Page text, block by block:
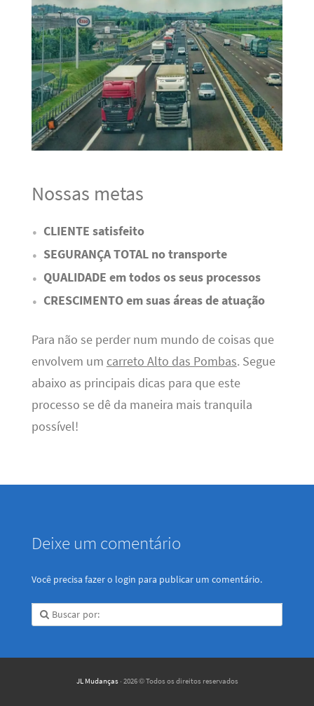
Nossas metas
CLIENTE satisfeito
SEGURANÇA TOTAL no transporte
QUALIDADE em todos os seus processos
CRESCIMENTO em suas áreas de atuação
Para não se perder num mundo de coisas que
envolvem um carreto Alto das Pombas. Segue
abaixo as principais dicas para que este
processo se dê da maneira mais tranquila
possível!
Deixe um comentário
Você precisa fazer o login para publicar um comentário.
JL Mudanças· 2026 © Todos os direitos reservados